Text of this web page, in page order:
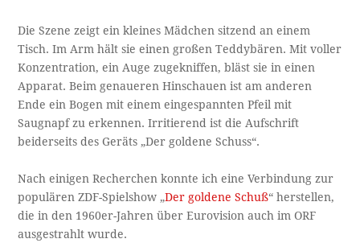
Die Szene zeigt ein kleines Mädchen sitzend an einem
Tisch. Im Arm hält sie einen großen Teddybären. Mit voller
Konzentration, ein Auge zugekniffen, bläst sie in einen
Apparat. Beim genaueren Hinschauen ist am anderen
Ende ein Bogen mit einem eingespannten Pfeil mit
Saugnapf zu erkennen. Irritierend ist die Aufschrift
beiderseits des Geräts „Der goldene Schuss“.
Nach einigen Recherchen konnte ich eine Verbindung zur
populären ZDF-Spielshow „Der goldene Schuß“ herstellen,
die in den 1960er-Jahren über Eurovision auch im ORF
ausgestrahlt wurde.